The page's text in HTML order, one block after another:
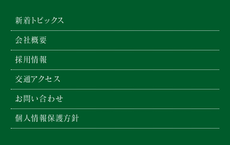
新着トピックス
会社概要
採用情報
交通アクセス
お問い合わせ
個人情報保護方針